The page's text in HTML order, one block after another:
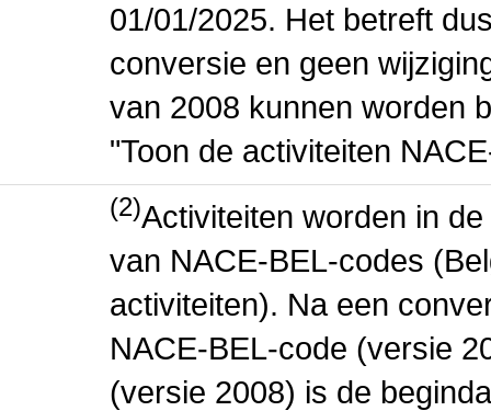
01/01/2025. Het betreft
conversie en geen
van 2008 kunnen worden
"Toon de activiteiten
(2)Activiteiten worden in
van NACE-BEL-codes
activiteiten). Na een
NACE-BEL-code (versie
(versie 2008) is de